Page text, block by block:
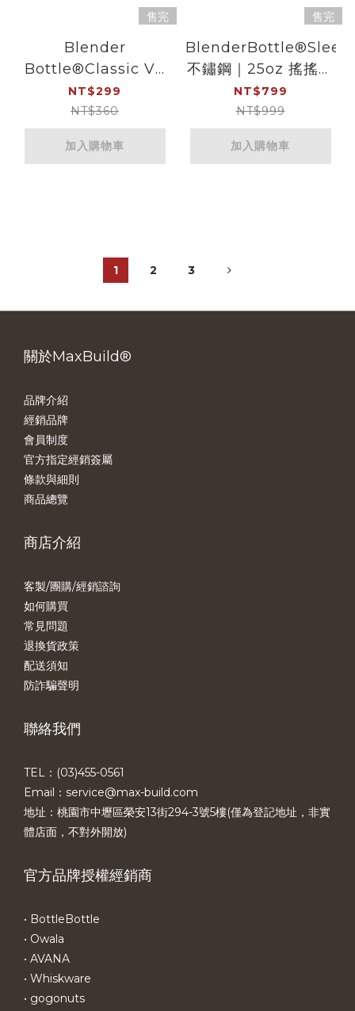
售完
Blender
Bottle®Classic V2
｜28oz 搖搖杯｜水豚
桔茶
NT$299
NT$360
加入購物車
售完
BlenderBottle®Sleek
不鏽鋼｜25oz 搖搖杯
｜櫻語花漾
NT$799
NT$999
加入購物車
1 2 3
關於MaxBuild®
品牌介紹
經銷品牌
會員制度
官方指定經銷簽屬
條款與細則
商品總覽
商店介紹
客製/團購/經銷諮詢
如何購買
常見問題
退換貨政策
配送須知
防詐騙聲明
聯絡我們
TEL：(03)455-0561​
Email：service@max-build.com
地址：桃園市中壢區榮安13街294-3號5樓(僅為登記地址，非實
體店面，不對外開放)
官方品牌授權經銷商
• BottleBottle
• Owala
• AVANA
• Whiskware
• gogonuts